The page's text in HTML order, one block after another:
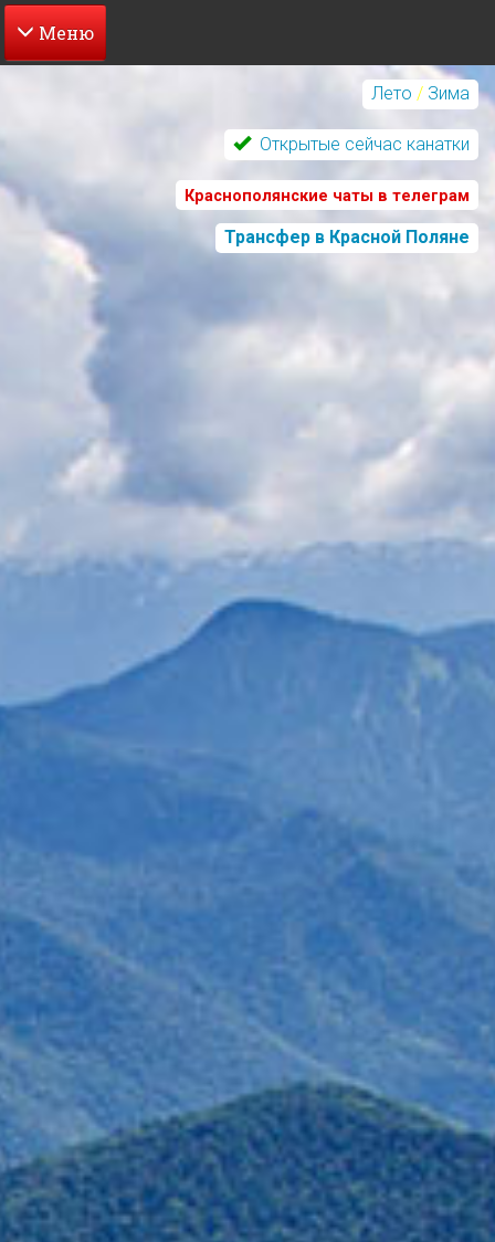
Перейти
содержанию
Лето / Зима
Открытые сейчас канатки
Краснополянские чаты в телеграм
Трансфер в Красной Поляне